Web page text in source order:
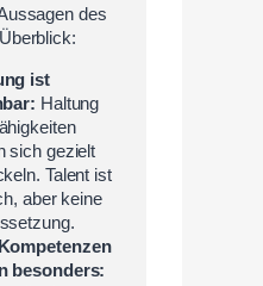
des
ist
Haltung
sich gezielt
Talent ist
aber keine
besonders: